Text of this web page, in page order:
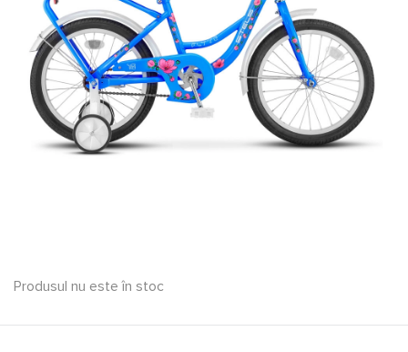
Produsul nu este în stoc